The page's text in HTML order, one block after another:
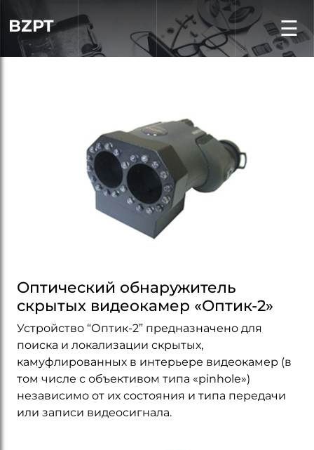
BZPT ☰
Оптический обнаружитель
скрытых видеокамер «Оптик-2»
Устройство “Оптик-2” предназначено для
поиска и локализации скрытых,
камуфлированных в интерьере видеокамер (в
том числе с объективом типа «pinhole»)
независимо от их состояния и типа передачи
или записи видеосигнала.